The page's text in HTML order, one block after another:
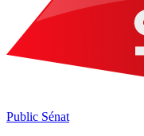
Public Sénat